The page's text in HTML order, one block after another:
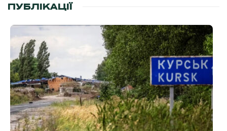
ПУБЛІКАЦІЇ